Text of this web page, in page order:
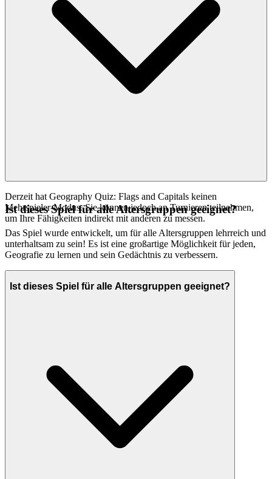
Derzeit hat Geography Quiz: Flags and Capitals keinen
Mehrspieler-Modus. Sie können jedoch an Turnieren teilnehmen,
um Ihre Fähigkeiten indirekt mit anderen zu messen.
Ist dieses Spiel für alle Altersgruppen geeignet?
Das Spiel wurde entwickelt, um für alle Altersgruppen lehrreich und
unterhaltsam zu sein! Es ist eine großartige Möglichkeit für jeden,
Geografie zu lernen und sein Gedächtnis zu verbessern.
Ist dieses Spiel für alle Altersgruppen geeignet?